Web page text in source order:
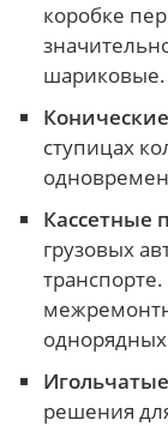
коробке
шариковые.
ступицах
Кассетные
грузовых
решения